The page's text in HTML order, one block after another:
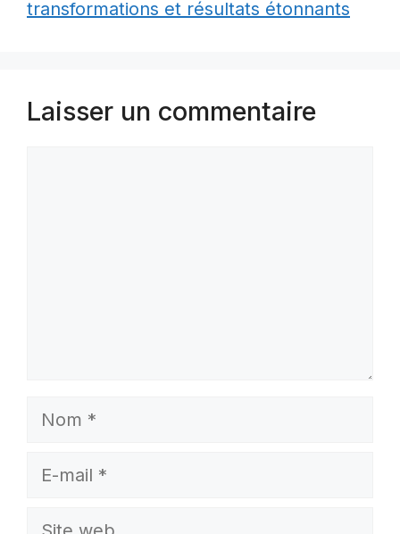
transformations et résultats étonnants
Laisser un commentaire
Nom
E-
Site